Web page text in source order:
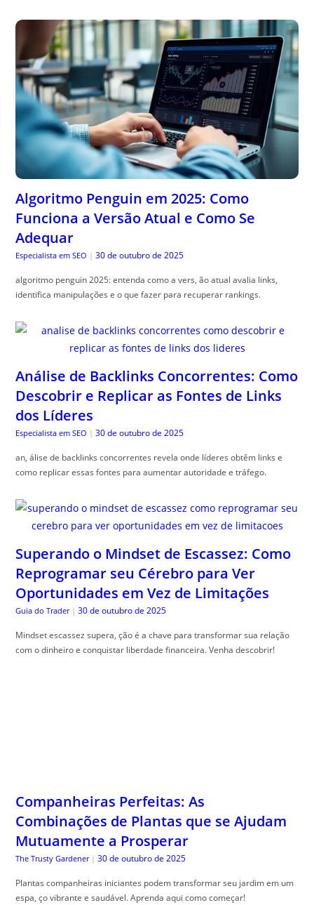
Algoritmo Penguin em 2025: Como
Funciona a Versão Atual e Como Se
Adequar
Especialista em SEO | 30 de outubro de 2025
algoritmo penguin 2025: entenda como a vers, ão atual avalia links,
identifica manipulações e o que fazer para recuperar rankings.
Análise de Backlinks Concorrentes: Como
Descobrir e Replicar as Fontes de Links
dos Líderes
Especialista em SEO | 30 de outubro de 2025
an, álise de backlinks concorrentes revela onde líderes obtêm links e
como replicar essas fontes para aumentar autoridade e tráfego.
Superando o Mindset de Escassez: Como
Reprogramar seu Cérebro para Ver
Oportunidades em Vez de Limitações
Guia do Trader | 30 de outubro de 2025
Mindset escassez supera, ção é a chave para transformar sua relação
com o dinheiro e conquistar liberdade financeira. Venha descobrir!
Companheiras Perfeitas: As
Combinações de Plantas que se Ajudam
Mutuamente a Prosperar
The Trusty Gardener | 30 de outubro de 2025
Plantas companheiras iniciantes podem transformar seu jardim em um
espa, ço vibrante e saudável. Aprenda aqui como começar!